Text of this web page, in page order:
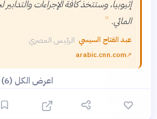
إثيوبيا، وستتخذ كافة الإجراءات
المائي. "
عبد الفتاح السيسي· الرئيس المصري
↗
arabic.cnn.com
اعرض الكل (6) ←